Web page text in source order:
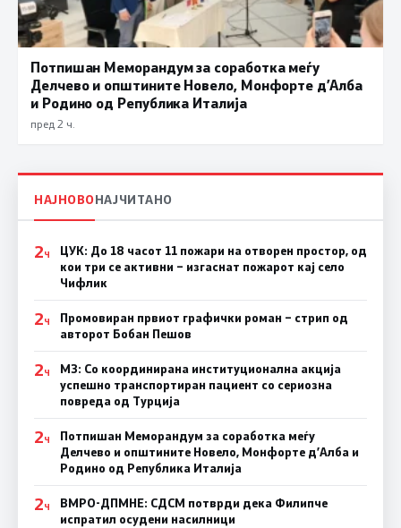
Потпишан Меморандум за соработка меѓу
Делчево и општините Новело, Монфорте д’Алба
и Родино од Република Италија
пред 2 ч.
НАЈНОВОНАЈЧИТАНО
2Ч
ЦУК: До 18 часот 11 пожари на отворен простор, од
кои три се активни – изгаснат пожарот кај село
Чифлик
2Ч
Промовиран првиот графички роман – стрип од
авторот Бобан Пешов
2Ч
МЗ: Со координирана институционална акција
успешно транспортиран пациент со сериозна
повреда од Турција
2Ч
Потпишан Меморандум за соработка меѓу
Делчево и општините Новело, Монфорте д’Алба и
Родино од Република Италија
2Ч
ВМРО-ДПМНЕ: СДСM потврди дека Филипче
испратил осудени насилници